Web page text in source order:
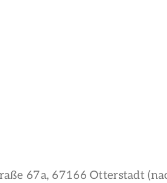
67a, 67166 Otterstadt